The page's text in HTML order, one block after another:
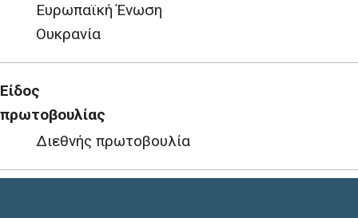
Ευρωπαϊκή Ένωση
Ουκρανία
Είδος
πρωτοβουλίας
Διεθνής πρωτοβουλία